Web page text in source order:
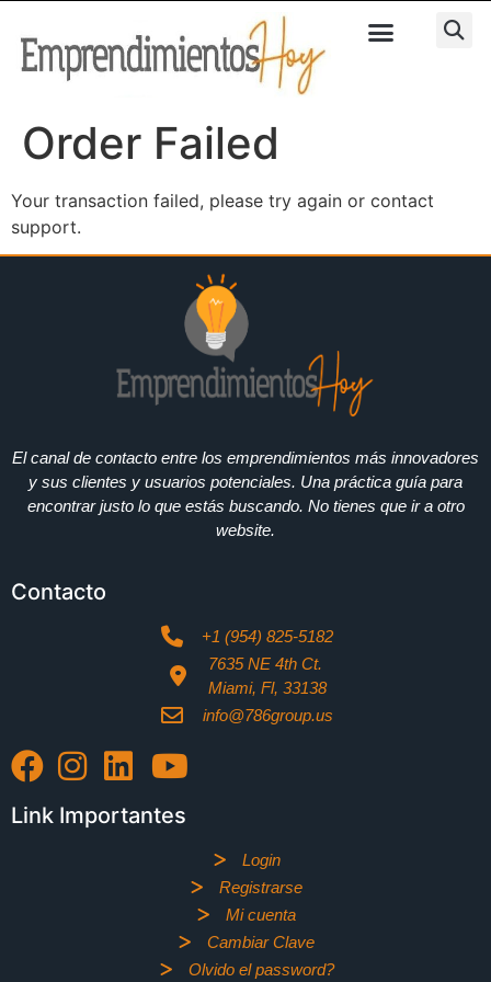
Order Failed
Your transaction failed, please try again or contact
support.
El canal de contacto entre los emprendimientos más innovadores
y sus clientes y usuarios potenciales. Una práctica guía para
encontrar justo lo que estás buscando. No tienes que ir a otro
website.
Contacto
+1 (954) 825-5182
7635 NE 4th Ct.
Miami, Fl, 33138
info@786group.us
Link Importantes
Login
Registrarse
Mi cuenta
Cambiar Clave
Olvido el password?